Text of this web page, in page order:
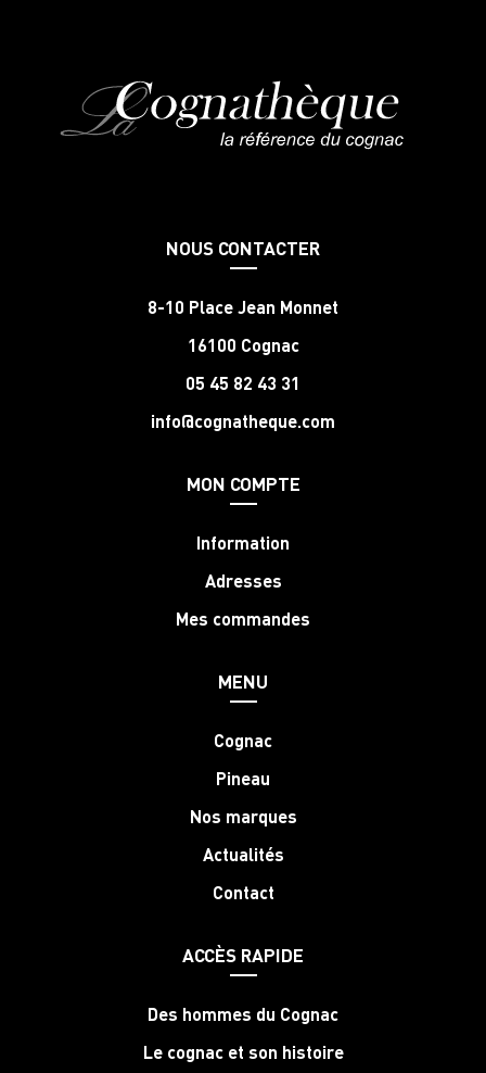
NOUS CONTACTER
8-10 Place Jean Monnet
16100 Cognac
05 45 82 43 31
info@cognatheque.com
MON COMPTE
Information
Adresses
Mes commandes
MENU
Cognac
Pineau
Nos marques
Actualités
Contact
ACCÈS RAPIDE
Des hommes du Cognac
Le cognac et son histoire